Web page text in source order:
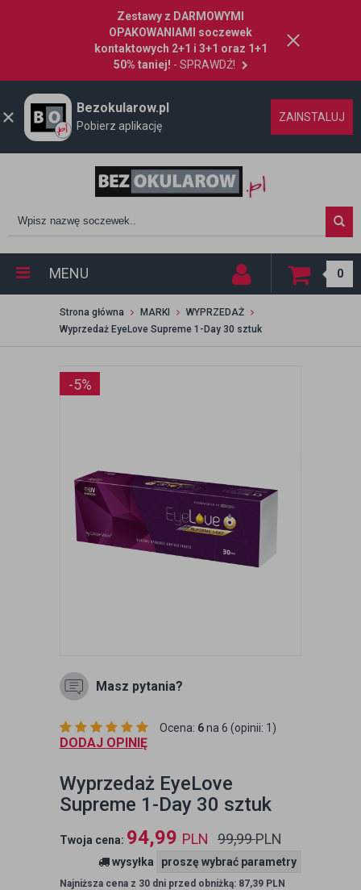
Zestawy z DARMOWYMI
OPAKOWANIAMI soczewek
kontaktowych 2+1 i 3+1 oraz 1+1
50% taniej! - SPRAWDŹ!
Bezokularow.pl
Pobierz aplikację
ZAINSTALUJ
MENU 0
Strona główna MARKI
WYPRZEDAŻ
Wyprzedaż EyeLove Supreme 1-Day 30 sztuk
-5%
Masz pytania?
Ocena: 6na 6 (opinii: 1)
DODAJ OPINIĘ
Wyprzedaż EyeLove
Supreme 1-Day 30 sztuk
Twoja cena: 94,99 PLN 99,99PLN
wysyłka proszę wybrać parametry
Najniższa cena z 30 dni przed obniżką: 87,39 PLN